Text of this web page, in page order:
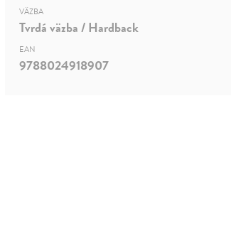
VÄZBA
Tvrdá väzba / Hardback
EAN
9788024918907